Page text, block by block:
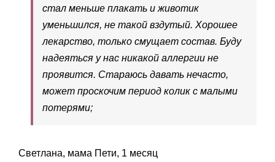
стал меньше плакать и животик
уменьшился, не такой вздутый. Хорошее
лекарство, только смущает состав. Буду
надеяться у нас никакой аллергии не
проявится. Стараюсь давать нечасто,
может проскочим период колик с малыми
потерями;
Светлана, мама Пети, 1 месяц